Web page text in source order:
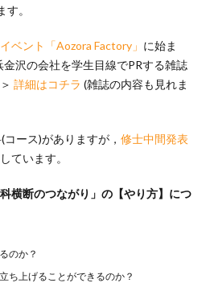
。
ベント「Aozora Factory」 に始ま
沢の会社を学生目線でPRする雑誌
詳細はコチラ (雑誌の内容も見れま
ース)がありますが， 修士中間発表
しています。
横断のつながり」の【やり方】につ
のか？
ち上げることができるのか？